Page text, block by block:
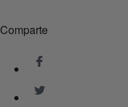
Comparte